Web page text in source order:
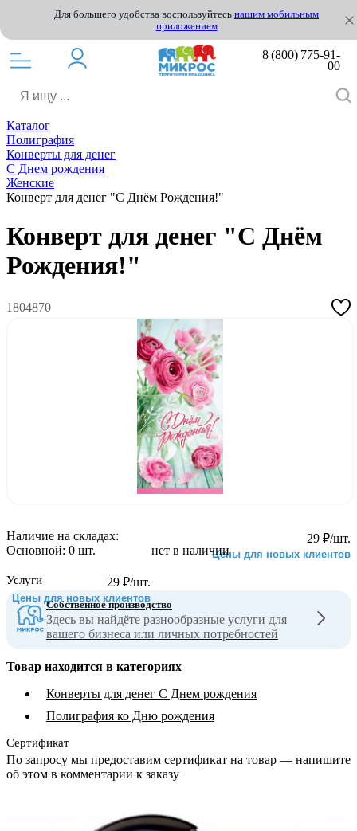
Для большего удобства воспользуйтесь нашим мобильным
приложением
8 (800) 775-91-
00
Каталог
Полиграфия
Конверты для денег
С Днем рождения
Женские
Конверт для денег "С Днём Рождения!"
Конверт для денег "С Днём
Рождения!"
1804870
29 ₽/шт.
Цены для новых клиентов
нет в наличии
29 ₽/шт.
Цены для новых клиентов
Наличие на складах:
Основной: 0 шт.
Услуги
Собственное производство
Здесь вы найдёте разнообразные услуги для
вашего бизнеса или личных потребностей
Товар находится в категориях
Конверты для денег С Днем рождения
Полиграфия ко Дню рождения
Сертификат
По запросу мы предоставим сертификат на товар — напишите
об этом в комментарии к заказу